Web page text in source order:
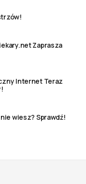
Zaprasza
Internet Teraz
wiesz? Sprawdź!